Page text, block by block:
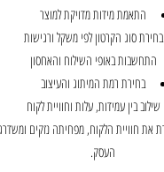
התאמת מידות מדויקת למוצר
בחירת סוג הקרטון לפי משקל ורגישות
התחשבות באופי השילוח והאחסון
בחירת רמת המיתוג והעיצוב
שילוב בין עמידות, עלות וחוויית לקוח
את חוויית הלקוח, מפחיתה נזקים
העסק.